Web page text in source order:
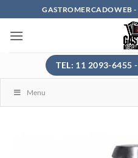
al
contenido
GASTROMERCADOWEB
TEL: 11 2093-6455
Menu